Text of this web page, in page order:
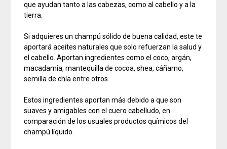
que ayudan tanto a las cabezas, como al cabello y a la
tierra.
Si adquieres un champú sólido de buena calidad, este te
aportará aceites naturales que solo refuerzan la salud y
el cabello. Aportan ingredientes como el coco, argán,
macadamia, mantequilla de cocoa, shea, cáñamo,
semilla de chía entre otros.
Estos ingredientes aportan más debido a que son
suaves y amigables con el cuero cabelludo, en
comparación de los usuales productos químicos del
champú líquido.